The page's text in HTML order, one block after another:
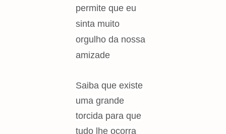
permite que eu
sinta muito
orgulho da nossa
amizade
Saiba que existe
uma grande
torcida para que
tudo lhe ocorra